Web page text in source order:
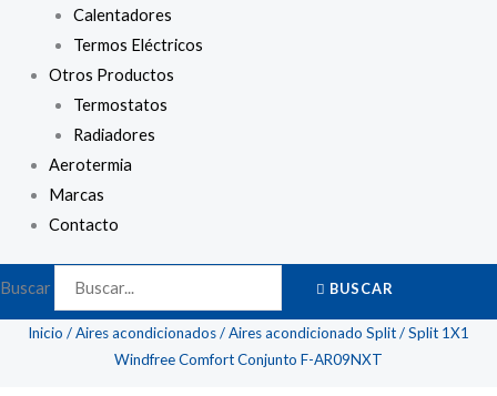
Calentadores
Termos Eléctricos
Otros Productos
Termostatos
Radiadores
Aerotermia
Marcas
Contacto
Buscar BUSCAR
Inicio /Aires acondicionados/Aires acondicionado Split/ Split 1X1
Windfree Comfort Conjunto F-AR09NXT